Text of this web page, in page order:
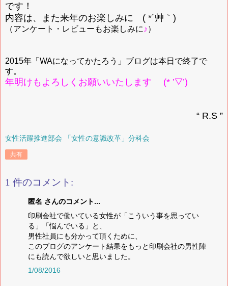
です！
内容は、また来年のお楽しみに ( *´艸｀)
（アンケート・レビューもお楽しみに♪）
2015年「WAになってかたろう」ブログは本日で終了で
す。
年明けもよろしくお願いいたします (* ’▽’)
“ R.S ”
女性活躍推進部会 「女性の意識改革」分科会
共有
1 件のコメント:
匿名 さんのコメント...
印刷会社で働いている女性が「こういう事を思ってい
る」「悩んでいる」と、
男性社員にも分かって頂くために、
このブログのアンケート結果をもっと印刷会社の男性陣
にも読んで欲しいと思いました。
1/08/2016